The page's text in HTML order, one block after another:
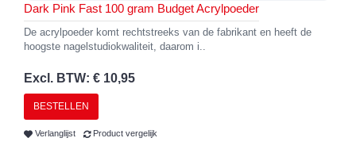
Dark Pink Fast 100 gram Budget Acrylpoeder
De acrylpoeder komt rechtstreeks van de fabrikant en heeft de
hoogste nagelstudiokwaliteit, daarom i..
Excl. BTW: € 10,95
BESTELLEN
Verlanglijst Product vergelijk